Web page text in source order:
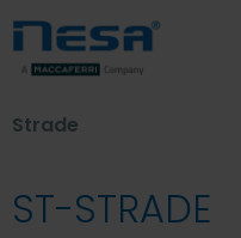
Strade
ST-STRADE